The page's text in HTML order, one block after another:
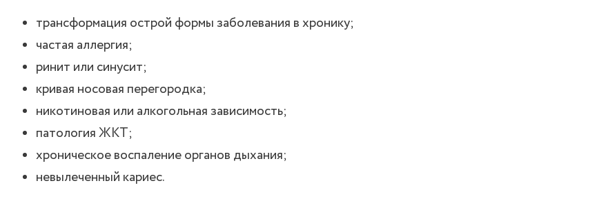
трансформация острой формы заболевания в хронику;
частая аллергия;
ринит или синусит;
кривая носовая перегородка;
никотиновая или алкогольная зависимость;
патология ЖКТ;
хроническое воспаление органов дыхания;
невылеченный кариес.